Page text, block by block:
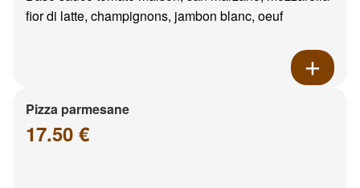
fior di latte, champignons, jambon blanc, oeuf
Pizza parmesane
17.50 €